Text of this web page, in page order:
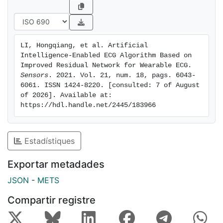
the model. Finally, the images are input into the
improved ResNet network for classification. The
average recognition rate of this classification
(atrial fibrillation, atrial premature beat, ventricular
premature beat, normal beat, ventricular tachycardia,
atrial tachycardia, and sinus bradycardia) is 98.3%.
LI, Hongqiang, et al. Artificial
Intelligence-Enabled ECG Algorithm Based on
Sensors . 2021. Vol. 21, num. 18, pags. 6043-
6061. ISSN 1424-8220. [consulted: 7 of August
of 2026]. Available at:
https://hdl.handle.net/2445/183966
Estadístiques
Exportar metadades
JSON - METS
Compartir registre